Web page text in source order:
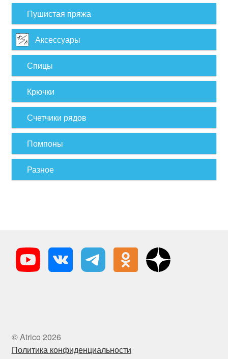
Пушистая пряжа
Аксессуары
Спицы
Крючки
Счетчики рядов
Помпоны
Разное
© Atrico 2026
Политика конфиденциальности